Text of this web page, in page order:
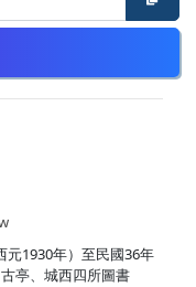
元1930年）至民國36年
亭、城西四所圖書